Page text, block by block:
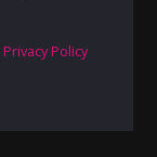
Privacy Policy